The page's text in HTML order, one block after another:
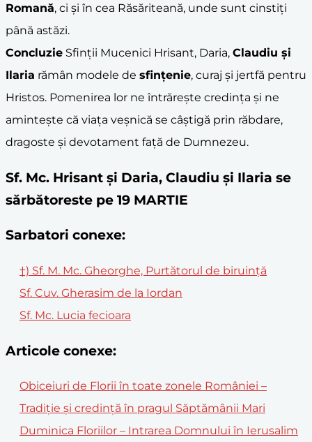
Romană, ci și în cea Răsăriteană, unde sunt cinstiți
până astăzi.
Concluzie Sfinții Mucenici Hrisant, Daria, Claudiu și
Ilaria rămân modele de sfințenie, curaj și jertfă pentru
Hristos. Pomenirea lor ne întrărește credința și ne
amintește că viața veșnică se câștigă prin răbdare,
dragoste și devotament față de Dumnezeu.
Sf. Mc. Hrisant și Daria, Claudiu și Ilaria se
sărbătoreste pe 19 MARTIE
Sarbatori conexe:
†) Sf. M. Mc. Gheorghe, Purtătorul de biruinţă
Sf. Cuv. Gherasim de la Iordan
Sf. Mc. Lucia fecioara
Articole conexe:
Obiceiuri de Florii în toate zonele României –
Tradiție și credință în pragul Săptămânii Mari
Duminica Floriilor – Intrarea Domnului în Ierusalim